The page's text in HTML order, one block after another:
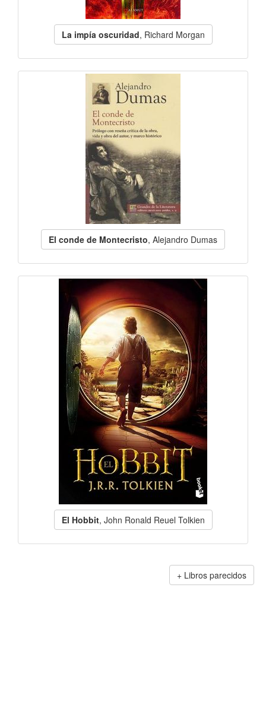
La impía oscuridad, Richard Morgan
El conde de Montecristo, Alejandro Dumas
El Hobbit, John Ronald Reuel Tolkien
Libros parecidos